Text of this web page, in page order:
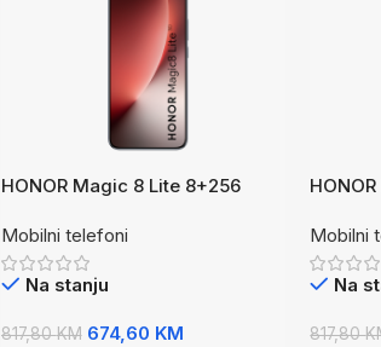
HONOR Magic 8 Lite 8+256
OLEDSnapdragon 8 Elite Gen 5
Mobilni telefoni
Na stanju
817,80KM 674,60 KM
Mobilni
Na
817,80